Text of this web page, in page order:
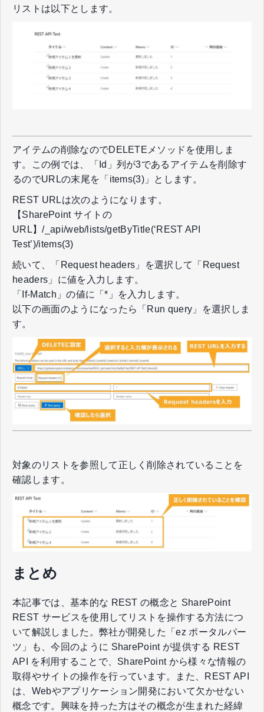
リストは以下とします。
アイテムの削除なのでDELETEメソッドを使用しま
す。この例では、「Id」列が3であるアイテムを削除す
るのでURLの末尾を「items(3)」とします。
REST URLは次のようになります。
【SharePoint サイトの
URL】/_api/web/lists/getByTitle(‘REST API
Test’)/items(3)
続いて、「Request headers」を選択して「Request
headers」に値を入力します。
「If-Match」の値に「*」を入力します。
以下の画面のようになったら「Run query」を選択しま
す。
対象のリストを参照して正しく削除されていることを
確認します。
まとめ
本記事では、基本的な REST の概念と SharePoint
REST サービスを使用してリストを操作する方法につ
いて解説しました。弊社が開発した「ez ポータルパー
ツ」も、今回のように SharePoint が提供する REST
API を利用することで、SharePoint から様々な情報の
取得やサイトの操作を行っています。また、REST API
は、Webやアプリケーション開発において欠かせない
概念です。興味を持った方はその概念が生まれた経緯